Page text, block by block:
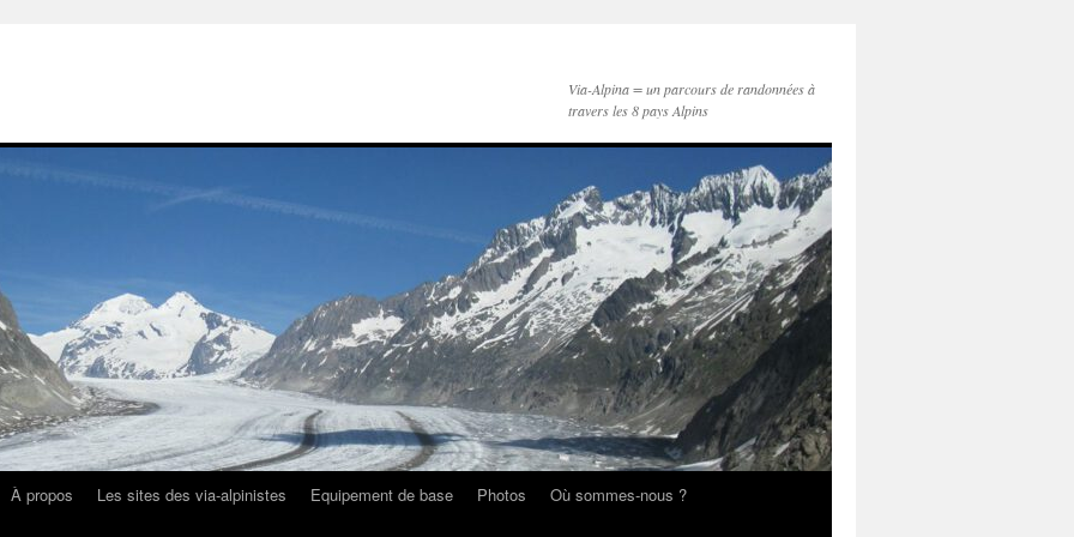
Via-Alpina = un parcours de randonnées à
travers les 8 pays Alpins
À propos Les sites des via-alpinistes Equipement de base Photos
Où sommes-nous ?